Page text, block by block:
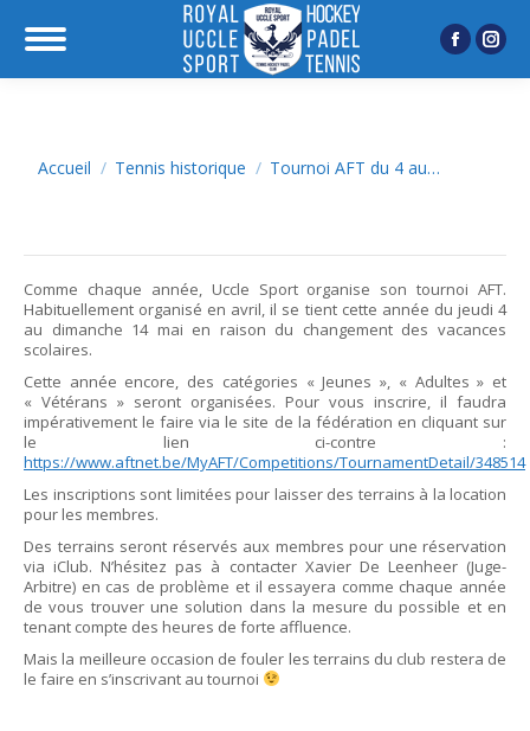
Facebook
pagepage
Vous êtes ici :
Accueil Tennis historique Tournoi AFT du 4 au…
Comme chaque année, Uccle Sport organise son tournoi AFT.
Habituellement organisé en avril, il se tient cette année du jeudi 4
au dimanche 14 mai en raison du changement des vacances
scolaires.
Cette année encore, des catégories « Jeunes », « Adultes » et
« Vétérans » seront organisées. Pour vous inscrire, il faudra
impérativement le faire via le site de la fédération en cliquant sur
le lien ci-contre :
https://www.aftnet.be/MyAFT/Competitions/TournamentDetail/348514
Les inscriptions sont limitées pour laisser des terrains à la location
pour les membres.
Des terrains seront réservés aux membres pour une réservation
via iClub. N’hésitez pas à contacter Xavier De Leenheer (Juge-
Arbitre) en cas de problème et il essayera comme chaque année
de vous trouver une solution dans la mesure du possible et en
tenant compte des heures de forte affluence.
Mais la meilleure occasion de fouler les terrains du club restera de
le faire en s’inscrivant au tournoi